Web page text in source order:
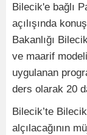
Bilecik'e bağlı
açılışında
Bakanlığı
ve maarif
uygulanan
ders olarak 20
Bilecik’te
alçılacağının